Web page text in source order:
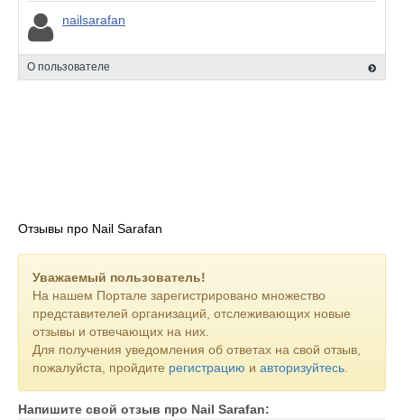
nailsarafan
О пользователе
Отзывы про Nail Sarafan
Уважаемый пользователь!
На нашем Портале зарегистрировано множество
представителей организаций, отслеживающих новые
отзывы и отвечающих на них.
Для получения уведомления об ответах на свой отзыв,
пожалуйста, пройдите регистрацию и авторизуйтесь
Напишите свой отзыв про Nail Sarafan: